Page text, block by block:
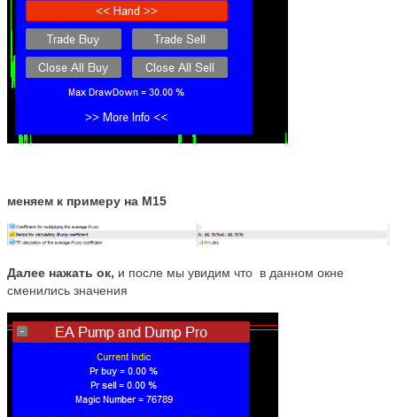
меняем к примеру на M15
Далее нажать ок, и после мы увидим что в данном окне
сменились значения